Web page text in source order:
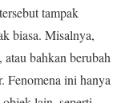
tampak
biasa. Misalnya,
bahkan berubah
Fenomena ini hanya